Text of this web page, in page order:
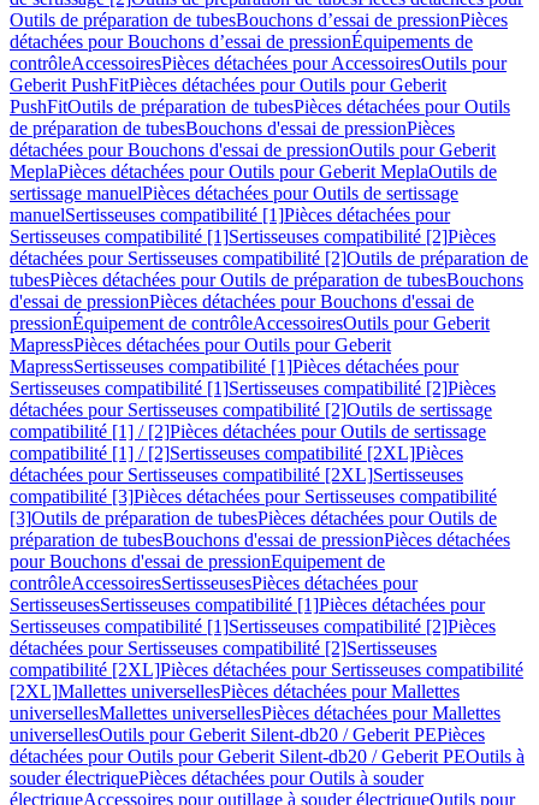
Outils de préparation de tubesBouchons d’essai de pressionPièces
détachées pour Bouchons d’essai de pressionÉquipements de
contrôleAccessoiresPièces détachées pour AccessoiresOutils pour
Geberit PushFitPièces détachées pour Outils pour Geberit
PushFitOutils de préparation de tubesPièces détachées pour Outils
de préparation de tubesBouchons d'essai de pressionPièces
détachées pour Bouchons d'essai de pressionOutils pour Geberit
MeplaPièces détachées pour Outils pour Geberit MeplaOutils de
sertissage manuelPièces détachées pour Outils de sertissage
manuelSertisseuses compatibilité [1]Pièces détachées pour
Sertisseuses compatibilité [1]Sertisseuses compatibilité [2]Pièces
détachées pour Sertisseuses compatibilité [2]Outils de préparation de
tubesPièces détachées pour Outils de préparation de tubesBouchons
d'essai de pressionPièces détachées pour Bouchons d'essai de
pressionÉquipement de contrôleAccessoiresOutils pour Geberit
MapressPièces détachées pour Outils pour Geberit
MapressSertisseuses compatibilité [1]Pièces détachées pour
Sertisseuses compatibilité [1]Sertisseuses compatibilité [2]Pièces
détachées pour Sertisseuses compatibilité [2]Outils de sertissage
compatibilité [1] / [2]Pièces détachées pour Outils de sertissage
compatibilité [1] / [2]Sertisseuses compatibilité [2XL]Pièces
détachées pour Sertisseuses compatibilité [2XL]Sertisseuses
compatibilité [3]Pièces détachées pour Sertisseuses compatibilité
[3]Outils de préparation de tubesPièces détachées pour Outils de
préparation de tubesBouchons d'essai de pressionPièces détachées
pour Bouchons d'essai de pressionEquipement de
contrôleAccessoiresSertisseusesPièces détachées pour
SertisseusesSertisseuses compatibilité [1]Pièces détachées pour
Sertisseuses compatibilité [1]Sertisseuses compatibilité [2]Pièces
détachées pour Sertisseuses compatibilité [2]Sertisseuses
compatibilité [2XL]Pièces détachées pour Sertisseuses compatibilité
[2XL]Mallettes universellesPièces détachées pour Mallettes
universellesMallettes universellesPièces détachées pour Mallettes
universellesOutils pour Geberit Silent-db20 / Geberit PEPièces
détachées pour Outils pour Geberit Silent-db20 / Geberit PEOutils à
souder électriquePièces détachées pour Outils à souder
électriqueAccessoires pour outillage à souder électriqueOutils pour